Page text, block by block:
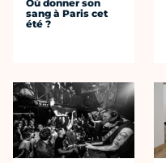
Où donner son
sang à Paris cet
été ?